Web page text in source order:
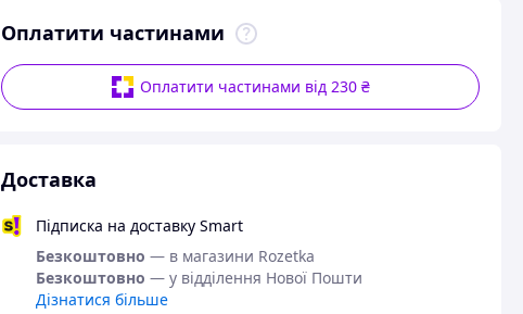
Оплатити частинами
Оплатити частинами від 230 ₴
Доставка
Підписка на доставку Smart
Безкоштовно — в магазини Rozetka
Безкоштовно — у відділення Нової Пошти
Дізнатися більше